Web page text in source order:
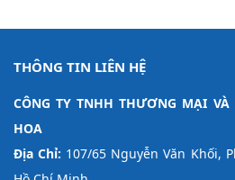
THÔNG TIN LIÊN HỆ
CÔNG TY TNHH THƯƠNG MẠI
HOA
Địa Chỉ: 107/65 Nguyễn Văn Khối,